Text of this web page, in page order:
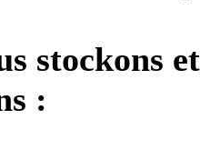
stockons
: